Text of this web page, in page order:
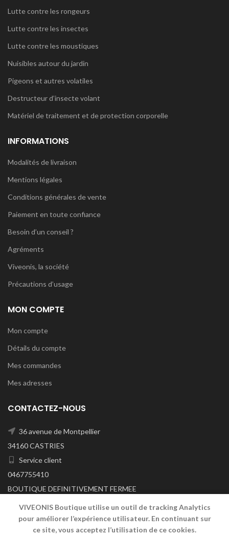
Lutte contre les rongeurs
Lutte contre les insectes
Lutte contre les moustiques
Nuisibles autour du jardin
Pigeons et autres volatiles
Destructeur d’insecte volant
Matériel de traitement et de protection corporelle
INFORMATIONS
Modalités de livraison
Mentions légales
Conditions générales de vente
Paiement en toute confiance
Besoin d’un conseil ?
Agréments
Viveonis, la société
Précautions d’usage
MON COMPTE
Mon compte
Détails du compte
Mes commandes
Mes adresses
CONTACTEZ-NOUS
36 avenue de Montpellier
34160 CASTRIES
Service client
0467755410
BOUTIQUE DEFINITIVEMENT FERMEE
A/C DU 29/06/2026
VIVEONIS Boutique utilise un outil de tracking Analytics
pour améliorer l’expérience utilisateur. En continuant sur
ce site, vous acceptez l’utilisation de ce cookies.